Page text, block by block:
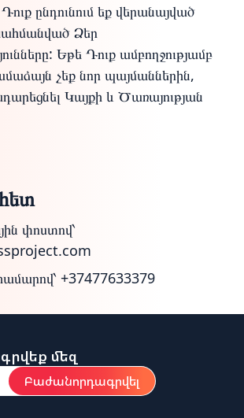
ընդունում եք վերանայված
Ձեր
Եթե Դուք ամբողջությամբ
չեք նոր պայմաններին,
Կայքի և Ծառայության
փոստով՝
+37477633379
մեզ
Բաժանորդագրվել